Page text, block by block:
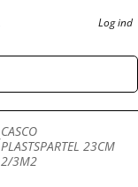
Log ind
CASCO
PLASTSPARTEL 23CM
2/3M2